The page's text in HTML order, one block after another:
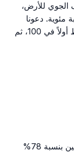
الجوي للأرض،
مئوية. دعونا
نُجري عملية التحويل عن طريق ضرب البسط أولاً في 100، ثم
يتكون الغلاف الجوي للأرض من غاز النيتروجين بنسبة 78%